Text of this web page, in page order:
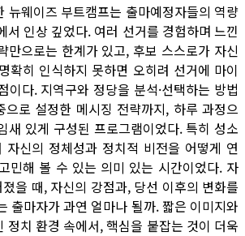
뉴웨이즈 부트캠프는 출마예정자들의 역량
서 인상 깊었다. 여러 선거를 경험하며 느낀
만으로는 한계가 있고, 후보 스스로가 자신
확히 인식하지 못하면 오히려 선거에 마이
이다. 지역구와 정당을 분석·선택하는 방법
으로 설정한 메시징 전략까지, 하루 과정으
새 있게 구성된 프로그램이었다. 특히 성소
자신의 정체성과 정치적 비전을 어떻게 연
민해 볼 수 있는 의미 있는 시간이었다. 자
을 때, 자신의 강점과, 당선 이후의 변화를
출마자가 과연 얼마나 될까. 짧은 이미지와
정치 환경 속에서, 핵심을 붙잡는 것이 더욱